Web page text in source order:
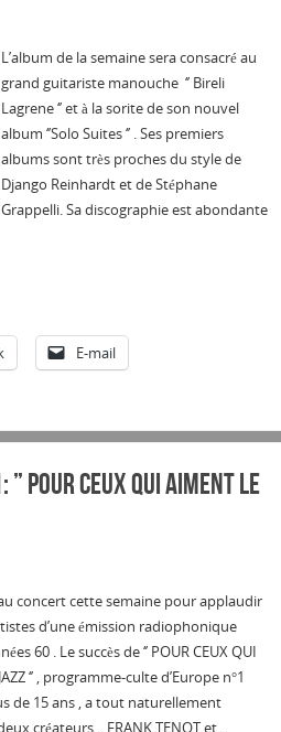
L’album de la semaine sera consacré au
grand guitariste manouche ‘’ Bireli
Lagrene ‘’ et à la sorite de son nouvel
album ‘’Solo Suites ‘’ . Ses premiers
albums sont très proches du style de
Django Reinhardt et de Stéphane
Grappelli. Sa discographie est abondante
E-mail
” Pour ceux qui aiment le
concert cette semaine pour applaudir
d’une émission radiophonique
60 . Le succès de ‘’ POUR CEUX QUI
‘’ , programme-culte d’Europe n°1
de 15 ans , a tout naturellement
créateurs , FRANK TENOT et…